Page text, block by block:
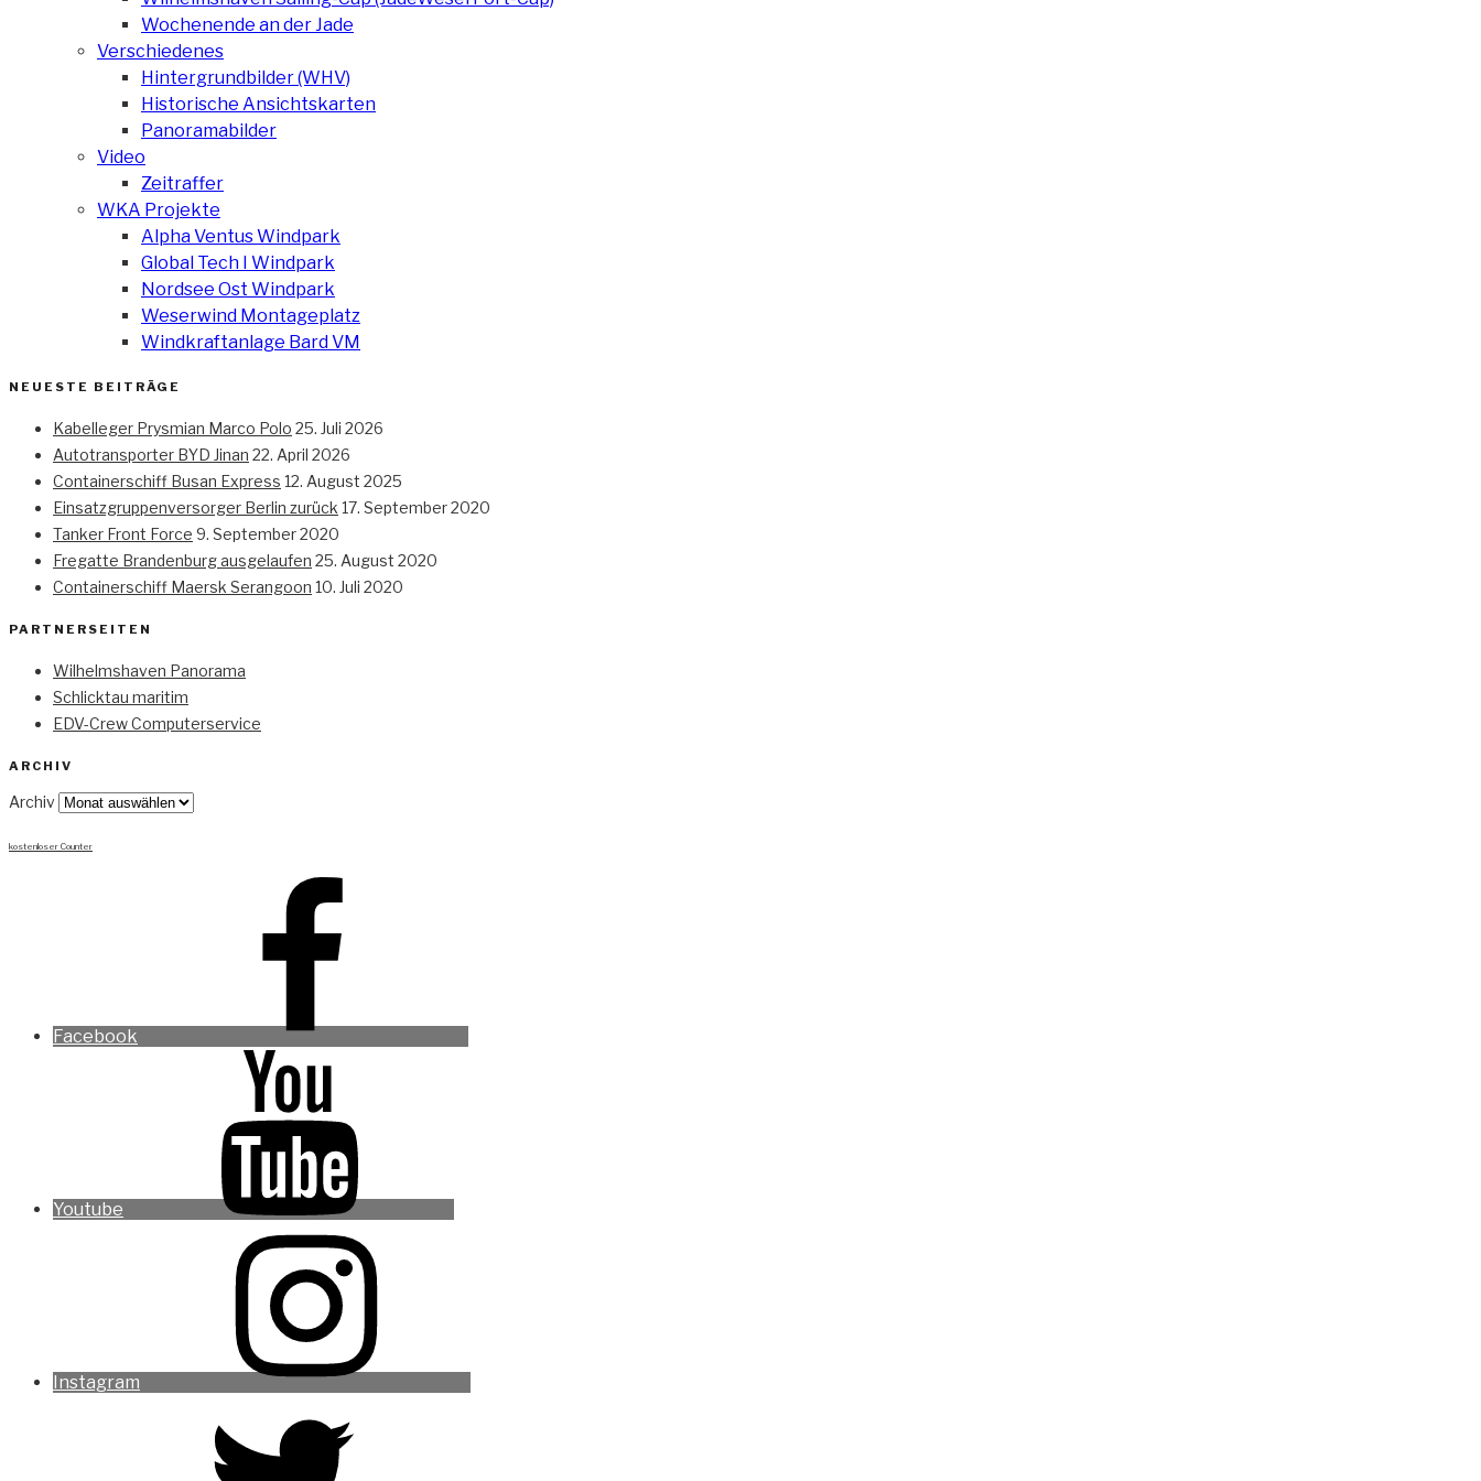
Wochenende an der Jade
Verschiedenes
Hintergrundbilder (WHV)
Historische Ansichtskarten
Panoramabilder
Video
Zeitraffer
WKA Projekte
Alpha Ventus Windpark
Global Tech I Windpark
Nordsee Ost Windpark
Weserwind Montageplatz
Windkraftanlage Bard VM
NEUESTE BEITRÄGE
Kabelleger Prysmian Marco Polo 25. Juli 2026
Autotransporter BYD Jinan 22. April 2026
Containerschiff Busan Express 12. August 2025
Einsatzgruppenversorger Berlin zurück 17. September 2020
Tanker Front Force 9. September 2020
Fregatte Brandenburg ausgelaufen 25. August 2020
Containerschiff Maersk Serangoon 10. Juli 2020
PARTNERSEITEN
Wilhelmshaven Panorama
Schlicktau maritim
EDV-Crew Computerservice
ARCHIV
Archiv
kostenloser Counter
Facebook
Youtube
Instagram